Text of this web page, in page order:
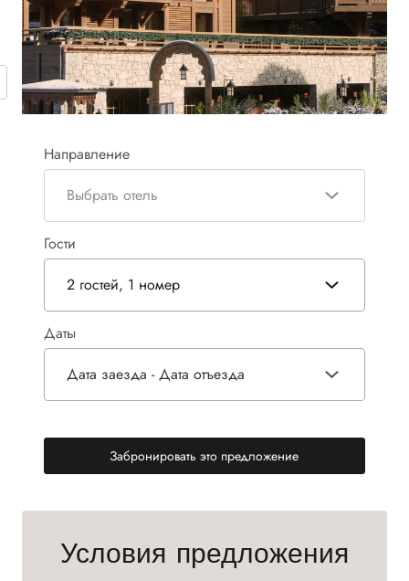
Направление
Выбрать отель
Гости
2 гостей, 1 номер
Даты
Дата заезда - Дата отъезда
Забронировать это предложение
(новой вкладке)
Условия предложения